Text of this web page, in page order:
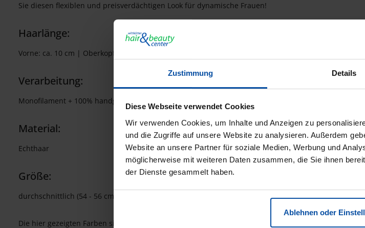
Zustimmung Details
Diese Webseite verwendet Cookies
Wir verwenden Cookies, um Inhalte und Anzeigen zu
und die Zugriffe auf unsere Website zu analysieren. Außerdem
Website an unsere Partner für soziale Medien, Werbung und
möglicherweise mit weiteren Daten zusammen, die Sie ihnen
der Dienste gesammelt haben.
Ablehnen oder
Sie diesen flexiblen und preisverdächtigen Look für dynamische Frauen!
Haarlänge:
Vorne: ca. 10 cm | Oberkopf: ca. 10 cm | Seiten: ca. 7 cm | Nacken: ca. 5 cm | Gesamtlänge: ca. 8 - 10
Verarbeitung:
Monofilament + 100% handgeknüpft, Erweiterter Filmansatz
Material:
Echthaar
Größe:
durchschnittlich (54 - 56 cm)
Die hier gezeigten Farben sind alle Trendfarben der Firma Wille. Technisch bedingt kann es zu